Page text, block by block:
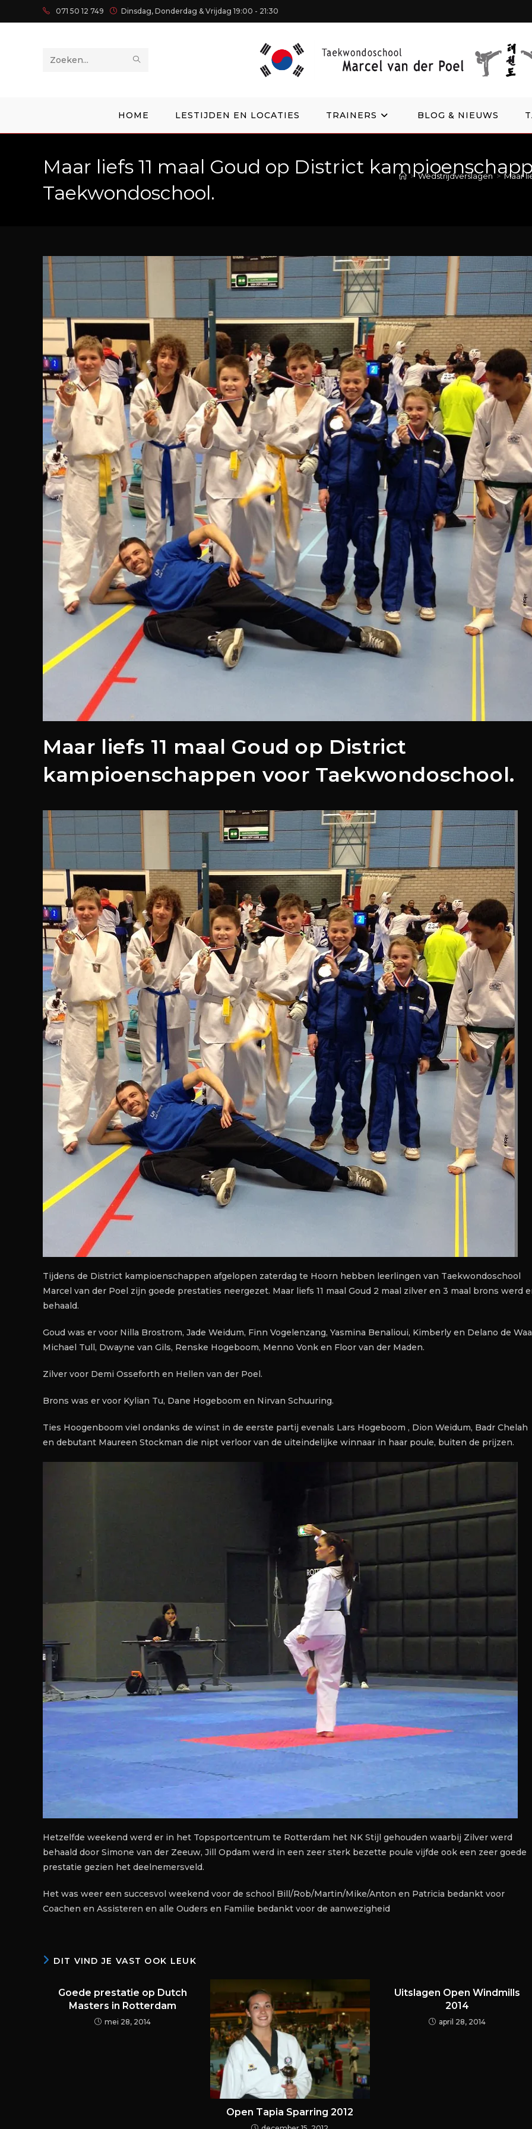
071 50 12 749 Dinsdag, Donderdag & Vrijdag 19:00 - 21:30
Zoek
site
HOME LESTIJDEN EN LOCATIES TRAINERS BLOG & NIEUWS
Maar liefs 11 maal Goud op District
Taekwondoschool.
> Wedstrijdverslagen > Maar
Maar liefs 11 maal Goud op District
kampioenschappen voor Taekwondoschool.
Tijdens de District kampioenschappen afgelopen zaterdag te Hoorn hebben leerlingen van Taekwondoschool
Marcel van der Poel zijn goede prestaties neergezet. Maar liefs 11 maal Goud 2 maal zilver en 3 maal brons werd
behaald.
Goud was er voor Nilla Brostrom, Jade Weidum, Finn Vogelenzang, Yasmina Benalioui, Kimberly en Delano de
Michael Tull, Dwayne van Gils, Renske Hogeboom, Menno Vonk en Floor van der Maden.
Zilver voor Demi Osseforth en Hellen van der Poel.
Brons was er voor Kylian Tu, Dane Hogeboom en Nirvan Schuuring.
Ties Hoogenboom viel ondanks de winst in de eerste partij evenals Lars Hogeboom , Dion Weidum, Badr Chelah
en debutant Maureen Stockman die nipt verloor van de uiteindelijke winnaar in haar poule, buiten de prijzen.
Hetzelfde weekend werd er in het Topsportcentrum te Rotterdam het NK Stijl gehouden waarbij Zilver werd
behaald door Simone van der Zeeuw, Jill Opdam werd in een zeer sterk bezette poule vijfde ook een zeer goede
prestatie gezien het deelnemersveld.
Het was weer een succesvol weekend voor de school Bill/Rob/Martin/Mike/Anton en Patricia bedankt voor
Coachen en Assisteren en alle Ouders en Familie bedankt voor de aanwezigheid
DIT VIND JE VAST OOK LEUK
Goede prestatie op Dutch
Masters in Rotterdam
mei 28, 2014
Open Tapia Sparring 2012
Uitslagen Open Windmills
2014
april 28, 2014